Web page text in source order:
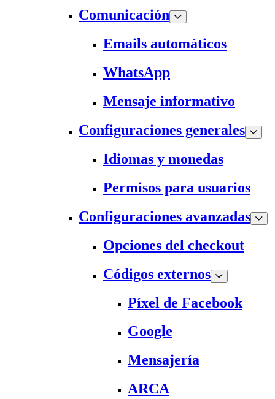
Comunicación
Emails automáticos
WhatsApp
Mensaje informativo
Configuraciones generales
Idiomas y monedas
Permisos para usuarios
Configuraciones avanzadas
Opciones del checkout
Códigos externos
Píxel de Facebook
Google
Mensajería
ARCA